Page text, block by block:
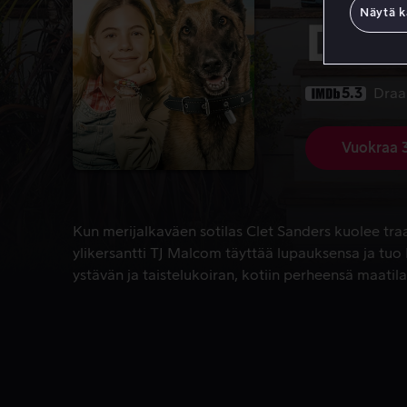
5.3
Vuokraa
Kun merijalkaväen sotilas Clet Sanders kuolee
Kun merijalkaväen sotilas Clet Sanders kuolee
ylikersantti TJ Malcom täyttää lupauksensa ja
ystävän ja taistelukoiran, kotiin perheensä
Näytä